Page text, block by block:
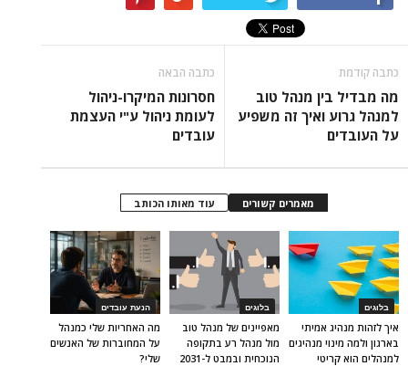
כתבה קודמת
מה מבדיל בין מנהל טוב
למנהל גרוע ואיך זה משפיע
על העובדים
כתבה הבאה
חסרונות המיקרו-ניהול
לעומת ניהול ע"י העצמת
עובדים
מאמרים קשורים עוד מאותו הכותב
הנעת עובדים
מה האחריות שלי כמנהל
על המחוברות של האנשים
שלי?
בלוגים
מאפיינים של מנהל טוב
מול מנהל רע בתקופה
הנוכחית ובמבט ל-2031
בלוגים
איך לזהות מנהיג אמיתי
בארגון ולמה מינוי מנהיגים
למנהלים הוא קריטי